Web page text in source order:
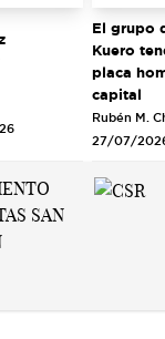
El grupo
Kuero
placa
capital
Rubén M.
27/07/